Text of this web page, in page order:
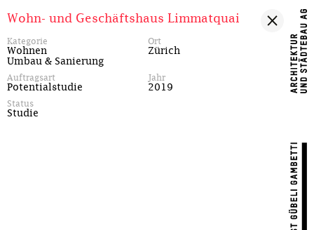
Wohn- und Geschäftshaus Limmatquai
Kategorie
Wohnen
Umbau & Sanierung
Ort
Zürich
Auftragsart
Potentialstudie
Jahr
2019
Status
Studie